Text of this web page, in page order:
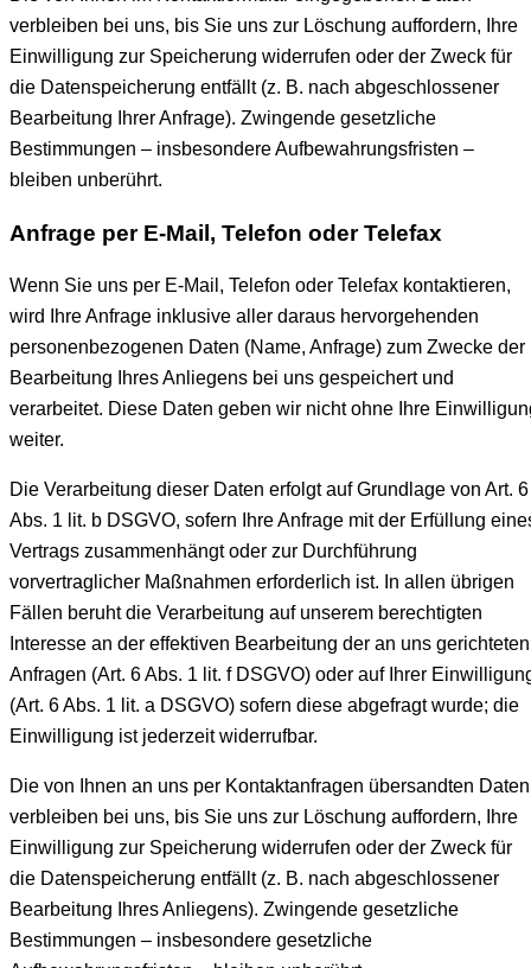
verbleiben bei uns, bis Sie uns zur Löschung auffordern, Ihre
Einwilligung zur Speicherung widerrufen oder der Zweck für
die Datenspeicherung entfällt (z. B. nach abgeschlossener
Bearbeitung Ihrer Anfrage). Zwingende gesetzliche
Bestimmungen – insbesondere Aufbewahrungsfristen –
bleiben unberührt.
Anfrage per E-Mail, Telefon oder Telefax
Wenn Sie uns per E-Mail, Telefon oder Telefax kontaktieren,
wird Ihre Anfrage inklusive aller daraus hervorgehenden
personenbezogenen Daten (Name, Anfrage) zum Zwecke der
Bearbeitung Ihres Anliegens bei uns gespeichert und
verarbeitet. Diese Daten geben wir nicht ohne Ihre
weiter.
Die Verarbeitung dieser Daten erfolgt auf Grundlage von Art. 6
Abs. 1 lit. b DSGVO, sofern Ihre Anfrage mit der Erfüllung
Vertrags zusammenhängt oder zur Durchführung
vorvertraglicher Maßnahmen erforderlich ist. In allen übrigen
Fällen beruht die Verarbeitung auf unserem berechtigten
Interesse an der effektiven Bearbeitung der an uns gerichteten
Anfragen (Art. 6 Abs. 1 lit. f DSGVO) oder auf Ihrer
(Art. 6 Abs. 1 lit. a DSGVO) sofern diese abgefragt wurde; die
Einwilligung ist jederzeit widerrufbar.
Die von Ihnen an uns per Kontaktanfragen übersandten Daten
verbleiben bei uns, bis Sie uns zur Löschung auffordern, Ihre
Einwilligung zur Speicherung widerrufen oder der Zweck für
die Datenspeicherung entfällt (z. B. nach abgeschlossener
Bearbeitung Ihres Anliegens). Zwingende gesetzliche
Bestimmungen – insbesondere gesetzliche